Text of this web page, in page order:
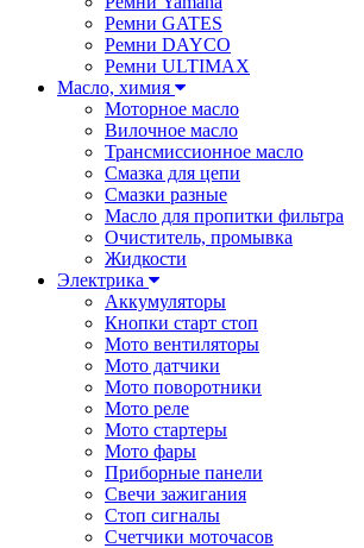
Ремни GATES
Ремни DAYCO
Ремни ULTIMAX
Масло, химия
Моторное масло
Вилочное масло
Трансмиссионное масло
Смазка для цепи
Смазки разные
Масло для пропитки фильтра
Очиститель, промывка
Жидкости
Электрика
Аккумуляторы
Кнопки старт стоп
Мото вентиляторы
Мото датчики
Мото поворотники
Мото реле
Мото стартеры
Мото фары
Приборные панели
Свечи зажигания
Стоп сигналы
Счетчики моточасов